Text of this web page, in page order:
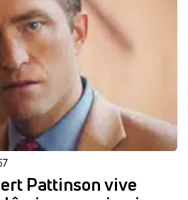
Pattinson vive